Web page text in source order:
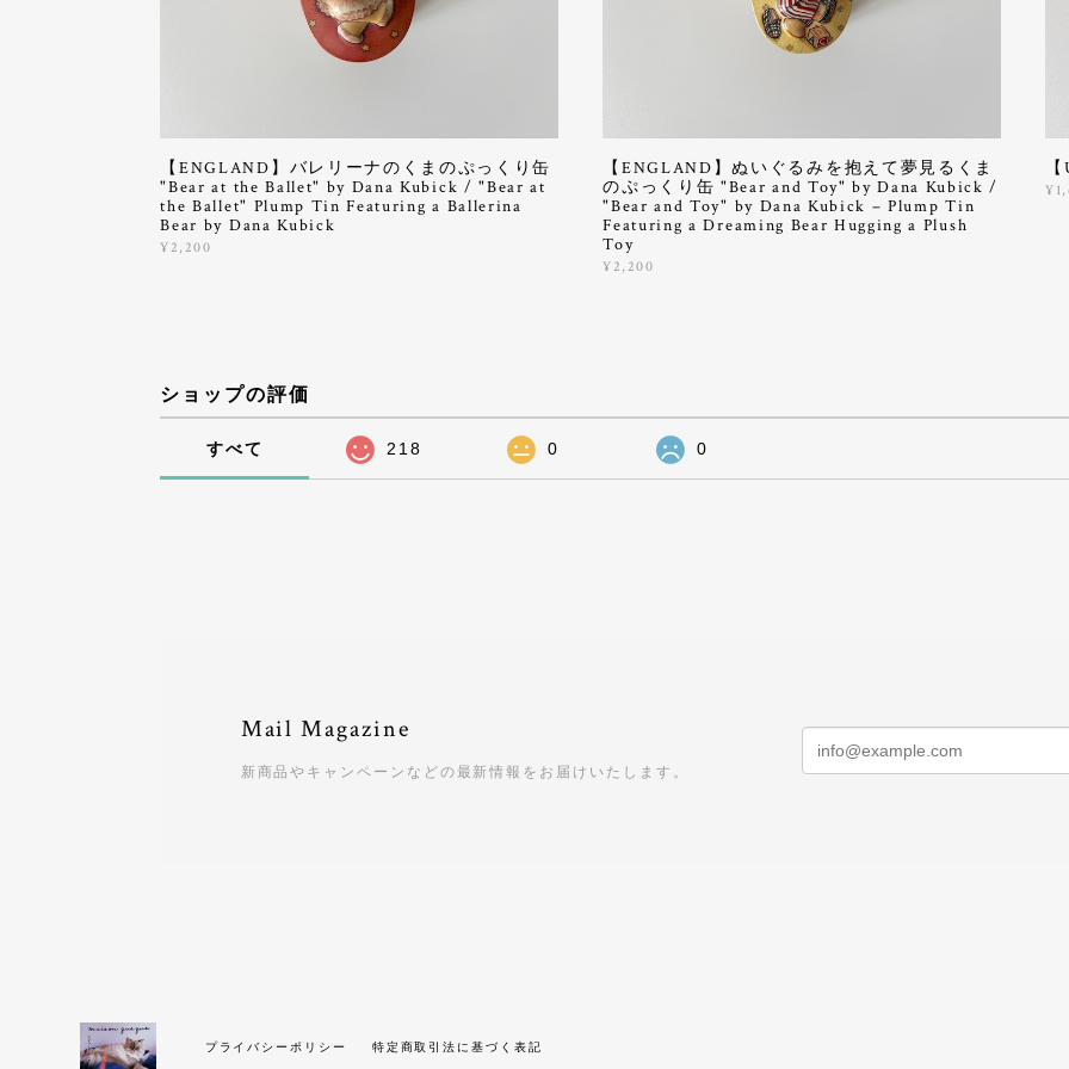
【ENGLAND】バレリーナのくまのぷっくり缶
"Bear at the Ballet" by Dana Kubick / "Bear at
the Ballet" Plump Tin Featuring a Ballerina
Bear by Dana Kubick
¥2,200
【ENGLAND】ぬいぐるみを抱えて夢見るくま
のぷっくり缶 "Bear and Toy" by Dana Kubick /
"Bear and Toy" by Dana Kubick – Plump Tin
Featuring a Dreaming Bear Hugging a Plush
Toy
¥2,200
ショップの評価
すべて 218 0 0
Mail Magazine
新商品やキャンペーンなどの最新情報をお届けいたします。
プライバシーポリシー 特定商取引法に基づく表記